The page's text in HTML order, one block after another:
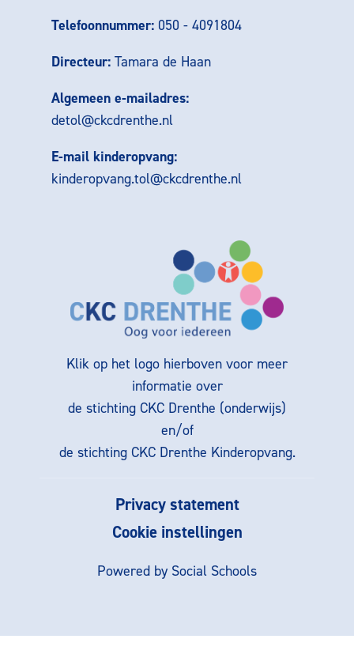
Telefoonnummer: 050 - 4091804
Directeur: Tamara de Haan
Algemeen e-mailadres:
detol@ckcdrenthe.nl
E-mail kinderopvang:
kinderopvang.tol@ckcdrenthe.nl
Klik op het logo hierboven voor meer
informatie over
de stichting CKC Drenthe (onderwijs)
en/of
de stichting CKC Drenthe Kinderopvang.
Privacy statement
Cookie instellingen
Powered by Social Schools